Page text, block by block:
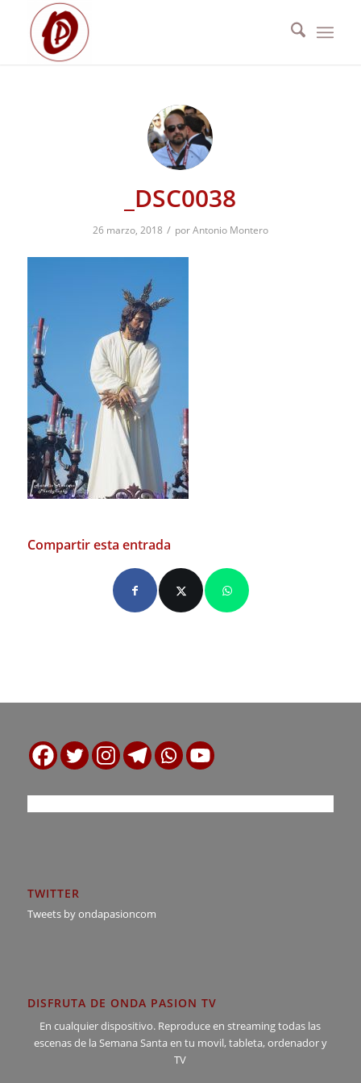
_DSC0038
26 marzo, 2018 / porAntonio Montero
Compartir esta entrada
TWITTER
Tweets by ondapasioncom
DISFRUTA DE ONDA PASION TV
En cualquier dispositivo. Reproduce en streaming todas las
escenas de la Semana Santa en tu movil, tableta, ordenador y
TV